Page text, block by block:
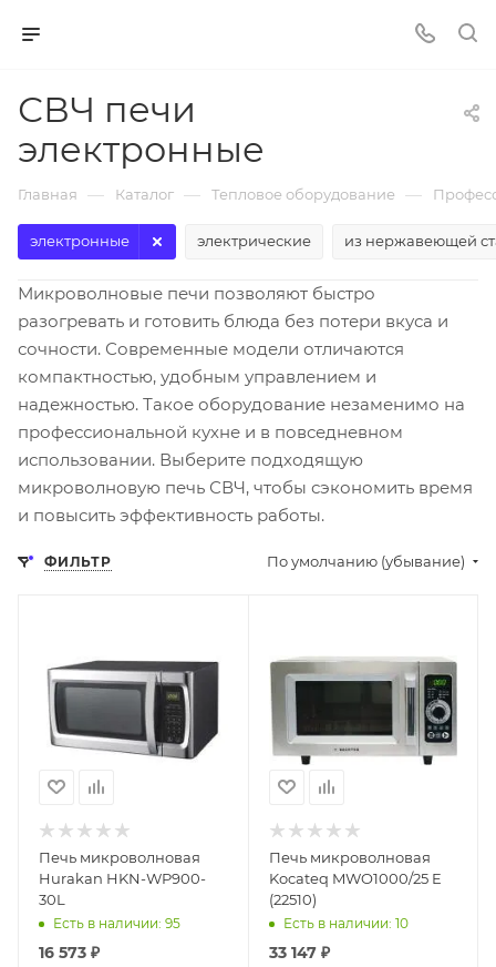
СВЧ печи
электронные
Главная — Каталог — Тепловое оборудование —
электрические из нержавеющей
электронные
Микроволновые печи позволяют быстро
разогревать и готовить блюда без потери вкуса и
сочности. Современные модели отличаются
компактностью, удобным управлением и
надежностью. Такое оборудование незаменимо на
профессиональной кухне и в повседневном
использовании. Выберите подходящую
микроволновую печь СВЧ, чтобы сэкономить время
и повысить эффективность работы.
ФИЛЬТР По умолчанию (убывание)
Печь микроволновая
Hurakan HKN-WP900-
30L
Есть в наличии: 95
16 573 ₽
Печь микроволновая
Kocateq MWO1000/25 E
(22510)
Есть в наличии: 10
33 147₽